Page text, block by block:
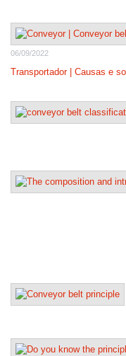
06/09/2022
Transportador | Causas e